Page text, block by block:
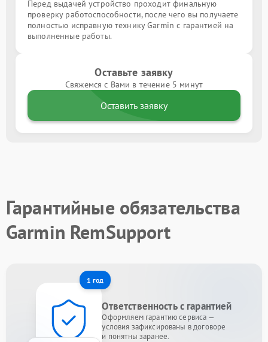
Перед выдачей устройство проходит финальную
проверку работоспособности, после чего вы получаете
полностью исправную технику Garmin с гарантией на
выполненные работы.
Оставьте заявку
Свяжемся с Вами в течение 5 минут
Оставить заявку
Гарантийные обязательства
Garmin RemSupport
1 год
Ответственность с гарантией
Оформляем гарантию сервиса —
условия зафиксированы в договоре
и понятны заранее.